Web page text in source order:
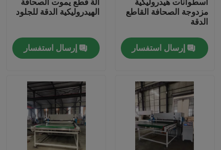
اتصل بنا
اطلب اقتباس
آلة قطع يموت الهيدروليكية
الهيدروليكية الصحافة يموت آلة قطع
الهيدروليكية سوينغ الذراع آلة القطع
اسطوانات هيدروليكية
مزدوجة الصحافة القاطع
الدقة
إرسال استفسار
آلة قطع يموت الصحافة
الهيدروليكية الدقة للجلود
إرسال استفسار